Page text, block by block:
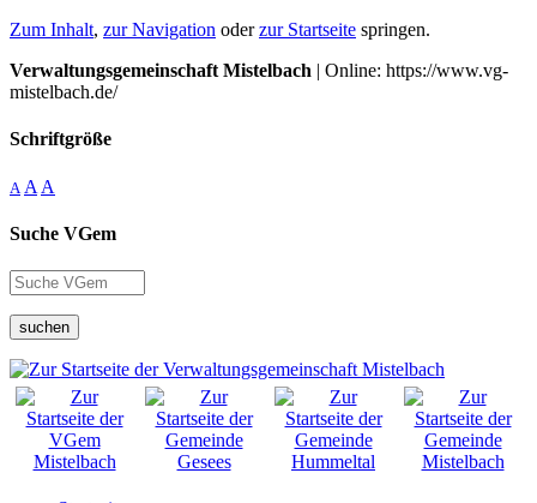
Zum Inhalt, zur Navigation oderzur Startseite springen.
Verwaltungsgemeinschaft Mistelbach | Online: https://www.vg-
mistelbach.de/
Schriftgröße
A A A
Suche VGem
suchen